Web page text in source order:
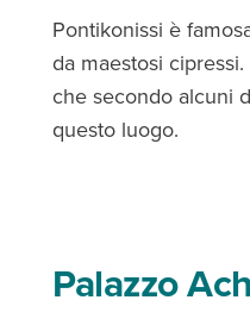
Pontikonissi è
da maestosi
che secondo alcuni
questo luogo.
Palazzo